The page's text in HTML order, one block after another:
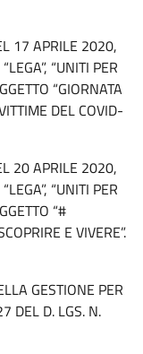
17 APRILE 2020,
“UNITI PER
“GIORNATA
DEL COVID-
20 APRILE 2020,
“UNITI PER
“#
E VIVERE”.
GESTIONE PER
DEL D. LGS. N.